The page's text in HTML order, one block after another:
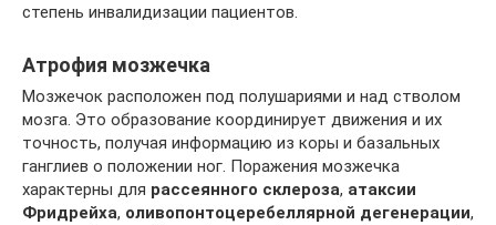
степень инвалидизации пациентов.
Атрофия мозжечка
Мозжечок расположен под полушариями и над стволом
мозга. Это образование координирует движения и их
точность, получая информацию из коры и базальных
ганглиев о положении ног. Поражения мозжечка
характерны для рассеянного склероза, атаксии
Фридрейха, оливопонтоцеребеллярной дегенерации,